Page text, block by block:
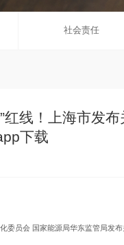
社会责任
红线！上海市发
下载
委员会 国家能源局华东监管局发